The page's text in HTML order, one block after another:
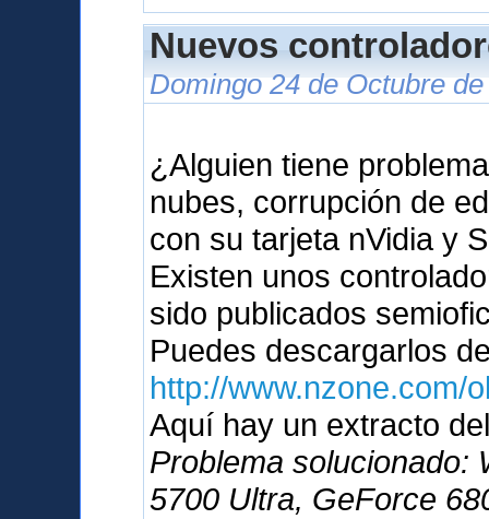
Nuevos
Domingo 24 de Octubre
¿Alguien tiene
nubes, corrupción de
con su tarjeta nVidia y
Existen unos
sido publicados
Puedes descargarlos
http://www.nzone.com/
Aquí hay un extracto
Problema solucionado:
5700 Ultra, GeForce